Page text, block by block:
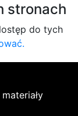
stronach
do tych